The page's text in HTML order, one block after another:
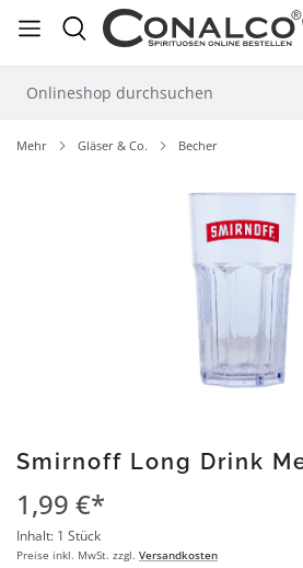
springen
Mehr Gläser & Co. Becher
Smirnoff Long Drink
1,99 €*
Inhalt: 1 Stück
Preise inkl. MwSt. zzgl. Versandkosten